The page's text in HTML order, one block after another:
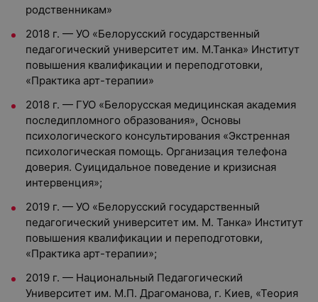
родственникам»
2018 г. — УО «Белорусский государственный
педагогический университет им. М.Танка» Институт
повышения квалификации и переподготовки,
«Практика арт-терапии»
2018 г. — ГУО «Белорусская медицинская академия
последипломного образования», Основы
психологического консультирования «Экстренная
психологическая помощь. Организация телефона
доверия. Суицидальное поведение и кризисная
интервенция»;
2019 г. — УО «Белорусский государственный
педагогический университет им. М. Танка» Институт
повышения квалификации и переподготовки,
«Практика арт-терапии»;
2019 г. — Национальный Педагогический
Университет им. М.П. Драгоманова, г. Киев, «Теория